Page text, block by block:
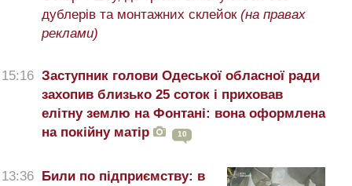
дублерів та монтажних склейок (на правах
реклами)
15:16 Заступник голови Одеської обласної ради
захопив близько 25 соток і приховав
елітну землю на Фонтані: вона оформлена
на покійну матір
10
13:36 Били по підприємству: в